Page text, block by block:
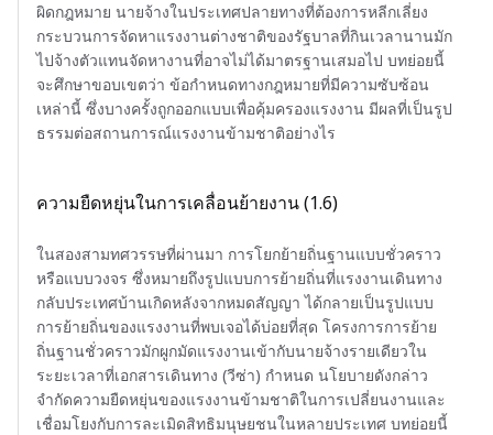
ผิดกฎหมาย นายจ้างในประเทศปลายทางที่ต้องการหลีกเลี่ยง
กระบวนการจัดหาแรงงานต่างชาติของรัฐบาลที่กินเวลานานมัก
ไปจ้างตัวแทนจัดหางานที่อาจไม่ได้มาตรฐานเสมอไป บทย่อยนี้
จะศึกษาขอบเขตว่า ข้อกำหนดทางกฎหมายที่มีความซับซ้อน
เหล่านี้ ซึ่งบางครั้งถูกออกแบบเพื่อคุ้มครองแรงงาน มีผลที่เป็นรูป
ธรรมต่อสถานการณ์แรงงานข้ามชาติอย่างไร
ความยืดหยุ่นในการเคลื่อนย้ายงาน (1.6)
ในสองสามทศวรรษที่ผ่านมา การโยกย้ายถิ่นฐานแบบชั่วคราว
หรือแบบวงจร ซึ่งหมายถึงรูปแบบการย้ายถิ่นที่แรงงานเดินทาง
กลับประเทศบ้านเกิดหลังจากหมดสัญญา ได้กลายเป็นรูปแบบ
การย้ายถิ่นของแรงงานที่พบเจอได้บ่อยที่สุด โครงการการย้าย
ถิ่นฐานชั่วคราวมักผูกมัดแรงงานเข้ากับนายจ้างรายเดียวใน
ระยะเวลาที่เอกสารเดินทาง (วีซ่า) กำหนด นโยบายดังกล่าว
จำกัดความยืดหยุ่นของแรงงานข้ามชาติในการเปลี่ยนงานและ
เชื่อมโยงกับการละเมิดสิทธิมนุษยชนในหลายประเทศ บทย่อยนี้